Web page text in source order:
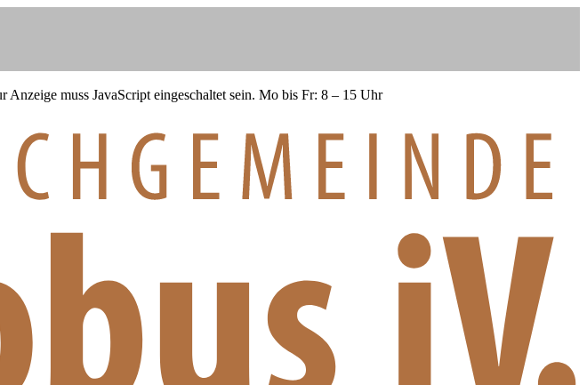
muss JavaScript eingeschaltet sein. Mo bis Fr: 8 – 15 Uhr